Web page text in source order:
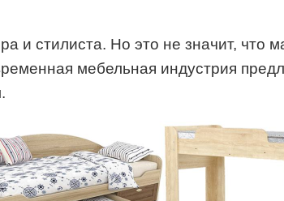
и стилиста. Но это не значит, что
мебельная индустрия